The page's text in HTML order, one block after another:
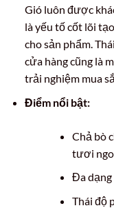
Gió luôn được
là yếu tố cốt lõi
cho sản phẩm.
cửa hàng cũng là
trải nghiệm mua
Điểm nổi bật:
Chả bò
tươi
Đa dạng
Thái độ